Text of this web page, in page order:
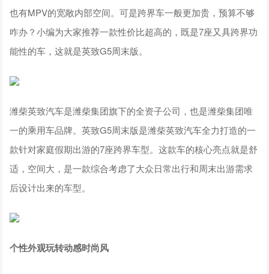
也有MPV的宽敞内部空间。可是跨界车一般更加贵，预算不够
咋办？小编为大家推荐一款性价比超高的，既是7座又具跨界功
能性的车，这就是英致G5周末版。
潍柴英致汽车是潍柴集团旗下的全资子公司，也是潍柴集团唯
一的乘用车品牌。英致G5周末版是潍柴英致汽车全力打造的一
款针对家庭假期出游的7座跨界车型。这款车的核心亮点就是舒
适，空间大，是一款综合考虑了大众日常出行和周末出游需求
后设计出来的车型。
个性外观玩转动感时尚风